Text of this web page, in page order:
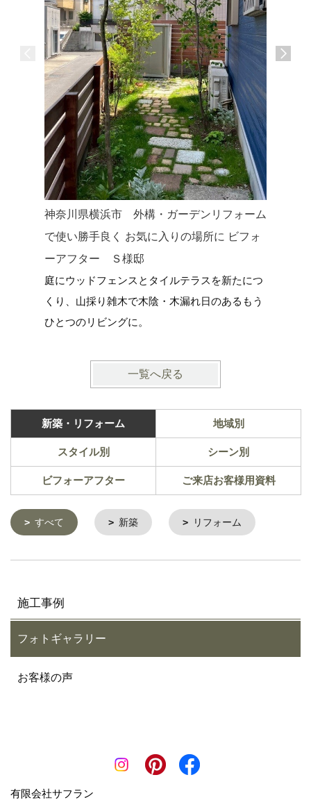
神奈川県横浜市 外構・ガーデンリフォーム
で使い勝手良く お気に入りの場所に ビフォ
ーアフター Ｓ様邸
庭にウッドフェンスとタイルテラスを新たにつ
くり、山採り雑木で木陰・木漏れ日のあるもう
ひとつのリビングに。
一覧へ戻る
新築・リフォーム 地域別
スタイル別 シーン別
ビフォーアフター ご来店お客様用資料
すべて 新築 リフォーム
施工事例
フォトギャラリー
お客様の声
有限会社サフラン